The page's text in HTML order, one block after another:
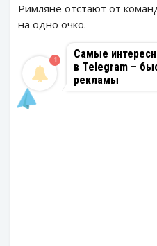
Римляне отстают от
на одно очко.
Самые
в Telegram –
рекламы
1